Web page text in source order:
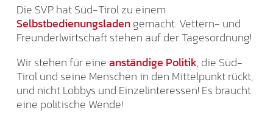
Die SVP hat Süd-Tirol zu einem
Selbstbedienungsladengemacht. Vettern- und
Freunderlwirtschaft stehen auf der Tagesordnung!
Wir stehen für eineanständige Politik, die Süd-
Tirol und seine Menschen in den Mittelpunkt rückt,
und nicht Lobbys und Einzelinteressen! Es braucht
eine politische Wende!